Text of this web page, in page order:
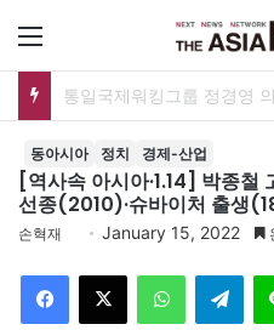
동아시아 정치 경제-산업
[역사속 아시아·1.14] 박종
선종(2010)·슈바이처 출생
손혁재 January 15, 2022
Telegram